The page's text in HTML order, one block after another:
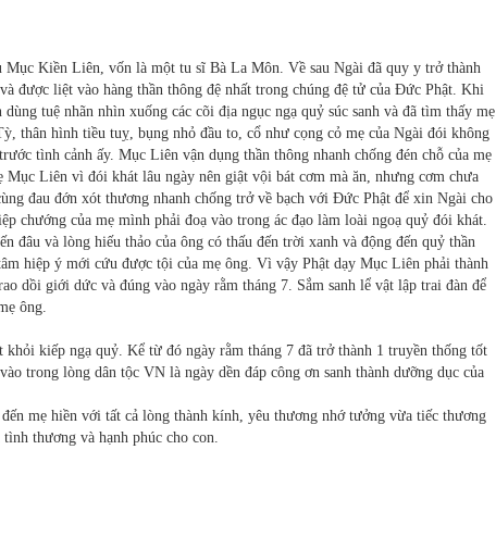
Kiền Liên, vốn là một tu sĩ Bà La Môn. Về sau Ngài đã quy y trở thành
được liệt vào hàng thần thông đệ nhất trong chúng đệ tử của Đức Phật. Khi
tuệ nhãn nhìn xuống các cõi địa ngục ngạ quỷ súc sanh và đã tìm thấy mẹ
thân hình tiều tuỵ, bụng nhỏ đầu to, cổ như cọng cỏ mẹ của Ngài đói không
tình cảnh ấy. Mục Liên vận dụng thần thông nhanh chống đén chỗ của mẹ
Liên vì đói khát lâu ngày nên giật vội bát cơm mà ăn, nhưng cơm chưa
đau đớn xót thương nhanh chống trở về bạch với Đức Phật để xin Ngài cho
chướng của mẹ mình phải đoạ vào trong ác đạo làm loài ngoạ quỷ đói khát.
và lòng hiếu thảo của ông có thấu đến trời xanh và động đến quỷ thần
hiệp ý mới cứu được tội của mẹ ông. Vì vậy Phật dạy Mục Liên phải thành
dồi giới dức và đúng vào ngày rằm tháng 7. Sắm sanh lể vật lập trai đàn để
ông.
kiếp ngạ quỷ. Kể từ đó ngày rằm tháng 7 đã trở thành 1 truyền thống tốt
trong lòng dân tộc VN là ngày dền đáp công ơn sanh thành dưỡng dục của
mẹ hiền với tất cả lòng thành kính, yêu thương nhớ tưởng vừa tiếc thương
thương và hạnh phúc cho con.